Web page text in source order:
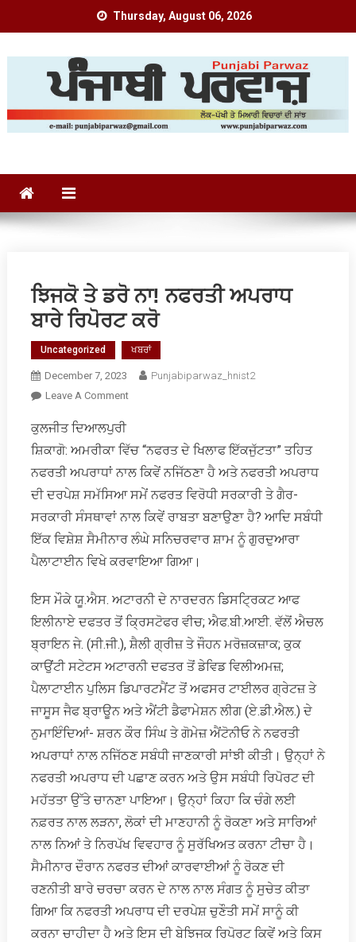
Thursday, August 06, 2026
ਝਿਜਕੋ ਤੇ ਡਰੋ ਨਾ! ਨਫਰਤੀ ਅਪਰਾਧ
ਬਾਰੇ ਰਿਪੋਰਟ ਕਰੋ
Uncategorized ਖਬਰਾਂ
December 7, 2023
Punjabiparwaz_hnist2
Leave A CommentOn
ਡਰੋ
ਨਾ!
ਨਫਰਤੀ
ਬਾਰੇ
ਰਿਪੋਰਟ
ਕਰੋ
ਕੁਲਜੀਤ ਦਿਆਲਪੁਰੀ
ਸ਼ਿਕਾਗੋ: ਅਮਰੀਕਾ ਵਿੱਚ “ਨਫਰਤ ਦੇ ਖਿਲਾਫ ਇੱਕਜੁੱਟਤਾ” ਤਹਿਤ
ਨਫਰਤੀ ਅਪਰਾਧਾਂ ਨਾਲ ਕਿਵੇਂ ਨਜਿੱਠਣਾ ਹੈ ਅਤੇ ਨਫਰਤੀ ਅਪਰਾਧ
ਦੀ ਦਰਪੇਸ਼ ਸਮੱਸਿਆ ਸਮੇਂ ਨਫਰਤ ਵਿਰੋਧੀ ਸਰਕਾਰੀ ਤੇ ਗੈਰ-
ਸਰਕਾਰੀ ਸੰਸਥਾਵਾਂ ਨਾਲ ਕਿਵੇਂ ਰਾਬਤਾ ਬਣਾਉਣਾ ਹੈ? ਆਦਿ ਸਬੰਧੀ
ਇੱਕ ਵਿਸ਼ੇਸ਼ ਸੈਮੀਨਾਰ ਲੰਘੇ ਸਨਿਚਰਵਾਰ ਸ਼ਾਮ ਨੂੰ ਗੁਰਦੁਆਰਾ
ਪੈਲਾਟਾਈਨ ਵਿਖੇ ਕਰਵਾਇਆ ਗਿਆ।
ਇਸ ਮੌਕੇ ਯੂ.ਐਸ. ਅਟਾਰਨੀ ਦੇ ਨਾਰਦਰਨ ਡਿਸਟ੍ਰਿਕਟ ਆਫ
ਇਲੀਨਾਏ ਦਫਤਰ ਤੋਂ ਕ੍ਰਿਸਟੋਫਰ ਵੀਚ; ਐਫ.ਬੀ.ਆਈ. ਵੱਲੋਂ ਐਚਲ
ਬ੍ਰਾਇਨ ਜੇ. (ਸੀ.ਜੀ.), ਸ਼ੈਲੀ ਗ੍ਰੀਜ਼ ਤੇ ਜੌਹਨ ਮਰੋਜ਼ਕਜ਼ਾਕ; ਕੁਕ
ਕਾਉਂਟੀ ਸਟੇਟਸ ਅਟਾਰਨੀ ਦਫਤਰ ਤੋਂ ਡੇਵਿਡ ਵਿਲੀਅਮਜ਼;
ਪੈਲਾਟਾਈਨ ਪੁਲਿਸ ਡਿਪਾਰਟਮੈਂਟ ਤੋਂ ਅਫਸਰ ਟਾਈਲਰ ਗ੍ਰੇਟਜ਼ ਤੇ
ਜਾਸੂਸ ਜੈਫ ਬ੍ਰਾਊਨ ਅਤੇ ਐਂਟੀ ਡੈਫਾਮੇਸ਼ਨ ਲੀਗ (ਏ.ਡੀ.ਐਲ.) ਦੇ
ਨੁਮਾਇੰਦਿਆਂ- ਸ਼ਰਨ ਕੌਰ ਸਿੰਘ ਤੇ ਗੋਮੇਜ਼ ਐਂਟੋਨੀਓ ਨੇ ਨਫਰਤੀ
ਅਪਰਾਧਾਂ ਨਾਲ ਨਜਿੱਠਣ ਸਬੰਧੀ ਜਾਣਕਾਰੀ ਸਾਂਝੀ ਕੀਤੀ। ਉਨ੍ਹਾਂ ਨੇ
ਨਫਰਤੀ ਅਪਰਾਧ ਦੀ ਪਛਾਣ ਕਰਨ ਅਤੇ ਉਸ ਸਬੰਧੀ ਰਿਪੋਰਟ ਦੀ
ਮਹੱਤਤਾ ਉੱਤੇ ਚਾਨਣਾ ਪਾਇਆ। ਉਨ੍ਹਾਂ ਕਿਹਾ ਕਿ ਚੰਗੇ ਲਈ
ਨਫ਼ਰਤ ਨਾਲ ਲੜਨਾ, ਲੋਕਾਂ ਦੀ ਮਾਣਹਾਨੀ ਨੂੰ ਰੋਕਣਾ ਅਤੇ ਸਾਰਿਆਂ
ਨਾਲ ਨਿਆਂ ਤੇ ਨਿਰਪੱਖ ਵਿਵਹਾਰ ਨੂੰ ਸੁਰੱਖਿਅਤ ਕਰਨਾ ਟੀਚਾ ਹੈ।
ਸੈਮੀਨਾਰ ਦੌਰਾਨ ਨਫਰਤ ਦੀਆਂ ਕਾਰਵਾਈਆਂ ਨੂੰ ਰੋਕਣ ਦੀ
ਰਣਨੀਤੀ ਬਾਰੇ ਚਰਚਾ ਕਰਨ ਦੇ ਨਾਲ ਨਾਲ ਸੰਗਤ ਨੂੰ ਸੁਚੇਤ ਕੀਤਾ
ਗਿਆ ਕਿ ਨਫਰਤੀ ਅਪਰਾਧ ਦੀ ਦਰਪੇਸ਼ ਚੁਣੌਤੀ ਸਮੇਂ ਸਾਨੂੰ ਕੀ
ਕਰਨਾ ਚਾਹੀਦਾ ਹੈ ਅਤੇ ਇਸ ਦੀ ਬੇਝਿਜਕ ਰਿਪੋਰਟ ਕਿਵੇਂ ਅਤੇ ਕਿਸ